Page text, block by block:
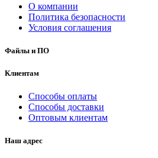
О компании
Политика безопасности
Условия соглашения
Файлы и ПО
Клиентам
Способы оплаты
Способы доставки
Оптовым клиентам
Наш адрес